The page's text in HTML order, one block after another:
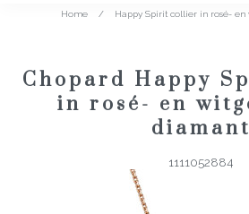
Home / Happy Spirit collier in rosé-
Chopard Happy
in rosé- en
diamant
1111052884